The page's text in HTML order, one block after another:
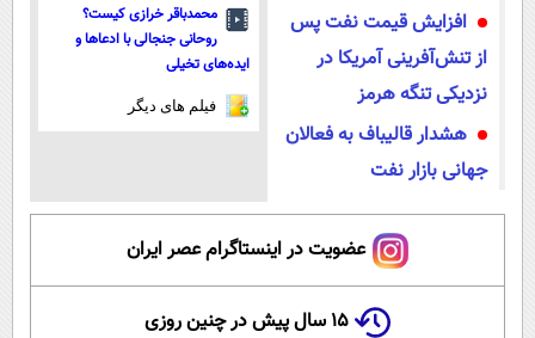
افزایش قیمت نفت پس
از تنش‌آفرینی آمریکا در
نزدیکی تنگه هرمز
هشدار قالیباف به فعالان
جهانی بازار نفت
محمدباقر خرازی کیست؟
روحانی جنجالی با ادعاها و
ایده‌های تخیلی
فیلم های دیگر
عضویت در اینستاگرام عصر ایران
۱۵ سال پیش در چنین روزی